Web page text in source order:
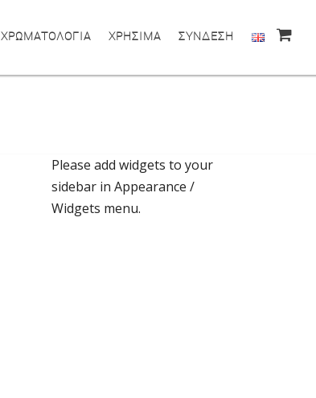
ΧΡΩΜΑΤΟΛΟΓΙΑ ΧΡΗΣΙΜΑ ΣΥΝΔΕΣΗ
Please add widgets to your
sidebar in Appearance /
Widgets menu.